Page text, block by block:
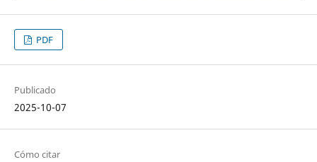
PDF
Publicado
2025-10-07
Cómo citar